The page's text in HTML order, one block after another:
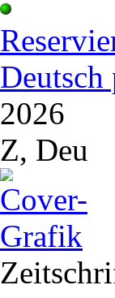
2026
Z, Deu